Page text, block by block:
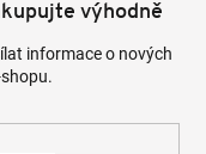
výhodně
informace o nových